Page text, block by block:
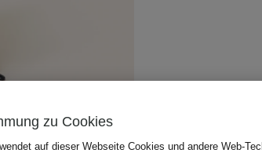
zu Cookies
auf dieser Webseite Cookies und andere Web-